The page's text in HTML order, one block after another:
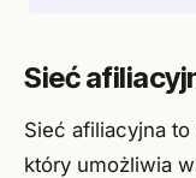
Sieć
Sieć afiliacyjna
który umożliwia